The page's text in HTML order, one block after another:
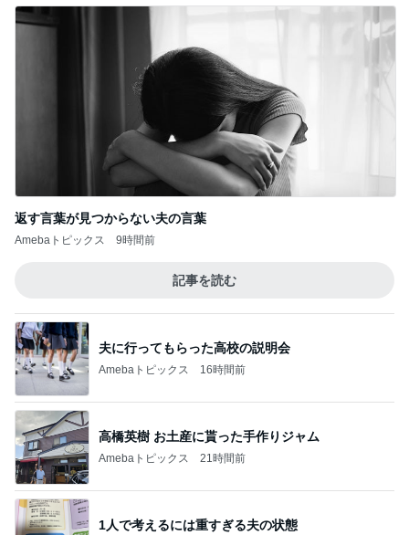
返す言葉が見つからない夫の言葉
Amebaトピックス 9時間前
記事を読む
夫に行ってもらった高校の説明会
Amebaトピックス 16時間前
高橋英樹 お土産に貰った手作りジャム
Amebaトピックス 21時間前
1人で考えるには重すぎる夫の状態